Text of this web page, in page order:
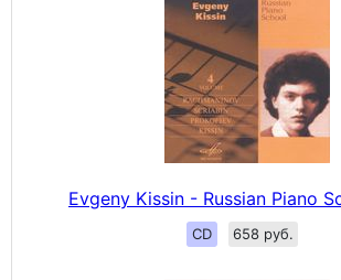
Evgeny Kissin - Russian Piano
CD 658 руб.